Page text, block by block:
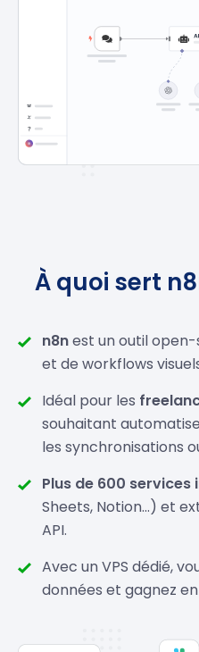
À quoi sert
n8nest un outil
et de workflows
Idéal pour les
souhaitant
les synchronisations
Plus de 600 services
Sheets, Notion…) et
API.
Avec un VPS dédié,
données et gagnez